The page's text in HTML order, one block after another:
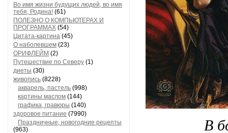
Во имя жизни будущих людей, во имя
тебя, Родина! (61)
ПОЛЕЗНО О КОМПЬЮТЕРАХ И
ПРОГРАММАХ (54)
Цитата-картина (45)
О наболевшем (23)
ОРИФЛЕЙМ (2)
Путешествие по Северу (1)
диеты (30)
живопись (8228)
акварель, пастель (998)
картины маслом (144)
графика, гравюры (140)
здоровое питание (7990)
Праздничные, новогодние рецепты
(963)
В